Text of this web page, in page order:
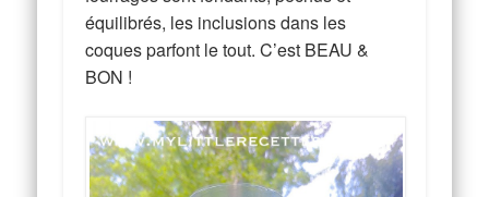
équilibrés, les inclusions dans les
coques parfont le tout. C’est BEAU &
BON !